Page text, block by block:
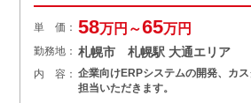
単 価： 58万円～65万円
勤務地： 札幌市 札幌駅 大通エリア
内 容： 企業向けERPシステムの開発、カ
担当いただきます。